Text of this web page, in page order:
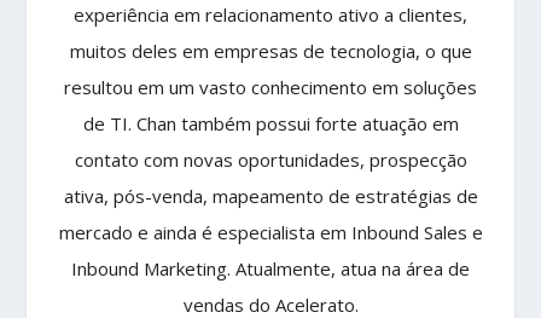
experiência em relacionamento ativo a clientes,
muitos deles em empresas de tecnologia, o que
resultou em um vasto conhecimento em soluções
de TI. Chan também possui forte atuação em
contato com novas oportunidades, prospecção
ativa, pós-venda, mapeamento de estratégias de
mercado e ainda é especialista em Inbound Sales e
Inbound Marketing. Atualmente, atua na área de
vendas do Acelerato.